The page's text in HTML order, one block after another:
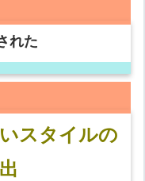
れた
スタイルの